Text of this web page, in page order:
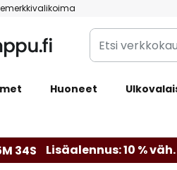
Etsi
verkkokaupan
Huoneet
33S Lisäalennus: 10 %